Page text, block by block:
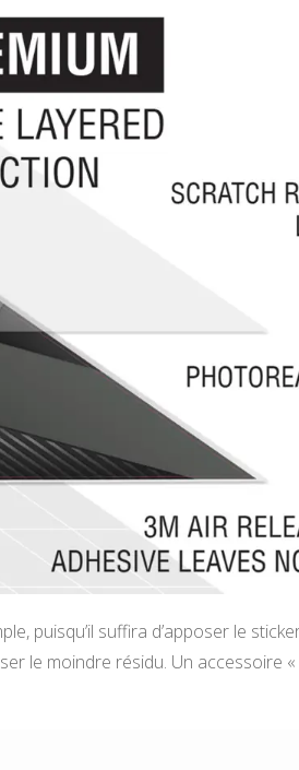
puisqu’il suffira d’apposer le
le moindre résidu. Un accessoire «